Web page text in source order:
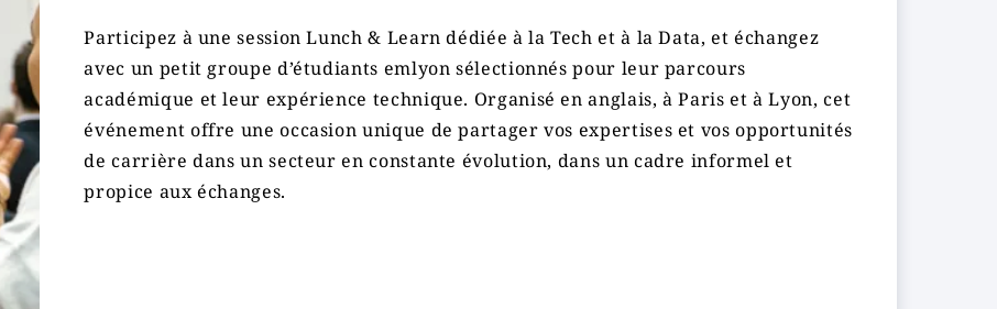
Participez à une session Lunch & Learn dédiée à la Tech et à la Data, et échangez
avec un petit groupe d’étudiants emlyon sélectionnés pour leur parcours
académique et leur expérience technique. Organisé en anglais, à Paris et à Lyon, cet
événement offre une occasion unique de partager vos expertises et vos opportunités
de carrière dans un secteur en constante évolution, dans un cadre informel et
propice aux échanges.